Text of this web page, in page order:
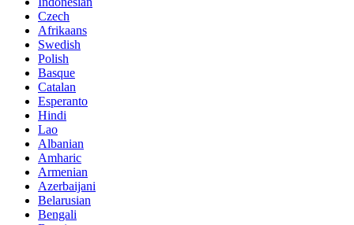
Czech
Afrikaans
Swedish
Polish
Basque
Catalan
Esperanto
Hindi
Lao
Albanian
Amharic
Armenian
Azerbaijani
Belarusian
Bengali